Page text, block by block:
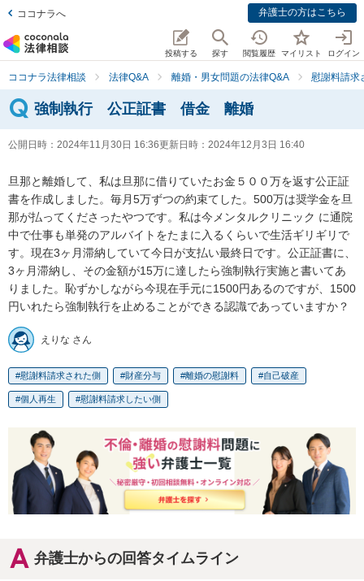
ココナラへ 弁護士の方はこちら
投稿する 探す 閲覧履歴 マイリスト ログイン
ココナラ法律相談 法律Q&A 離婚・男女問題の法律Q&A 慰謝料請求
強制執行 公正証書 借金 離婚
公開日時： 2024年11月30日 16:36更新日時： 2024年12月3日 16:40
旦那と離婚して、私は旦那に借りていたお金５００万を返す公正証
書を作成しました。毎月5万ずつの約束てした。500万は奨学金を旦
那が払ってくださったやつです。私は今メンタルクリニック に通院
中で仕事も単発のアルバイトをたまに入るくらいで生活ギリギリで
す。現在3ヶ月滞納していて今日が支払い最終日です。公正証書に、
3ヶ月滞納し、その金額が15万に達したら強制執行実施と書いてあ
りました。恥ずかしながら今現在手元に1500円あるのですが、1500
円いれたら強制執行を止めることができる認識であっていますか？
えりな さん
慰謝料請求された側 財産分与 離婚の慰謝料 自己破産
個人再生 慰謝料請求したい側
弁護士からの回答タイムライン